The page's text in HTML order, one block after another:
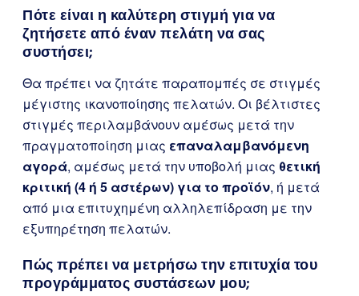
Πότε είναι η καλύτερη στιγμή για να
ζητήσετε από έναν πελάτη να σας
συστήσει;
Θα πρέπει να ζητάτε παραπομπές σε στιγμές
μέγιστης ικανοποίησης πελατών. Οι βέλτιστες
στιγμές περιλαμβάνουν αμέσως μετά την
πραγματοποίηση μιας επαναλαμβανόμενη
αγορά, αμέσως μετά την υποβολή μιας θετική
κριτική (4 ή 5 αστέρων) για το προϊόν, ή μετά
από μια επιτυχημένη αλληλεπίδραση με την
εξυπηρέτηση πελατών.
Πώς πρέπει να μετρήσω την επιτυχία του
προγράμματος συστάσεων μου;